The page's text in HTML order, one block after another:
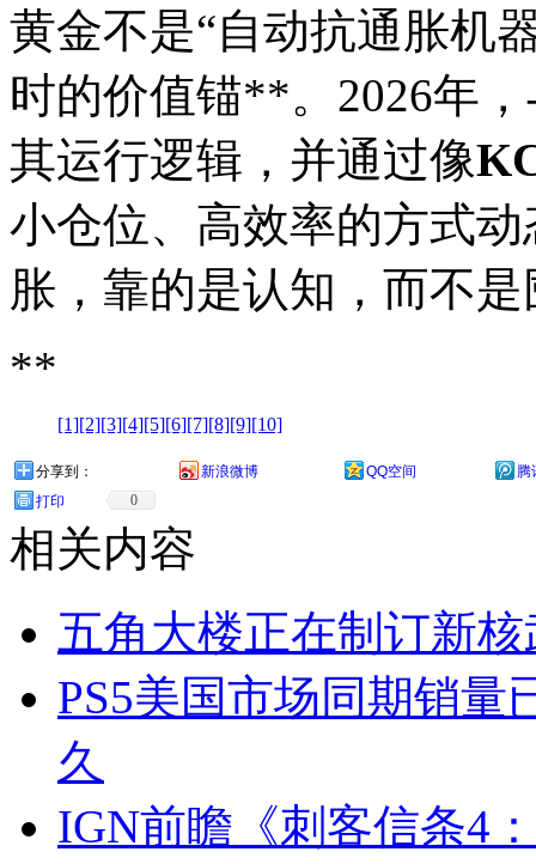
黄金不是“自动抗通胀机
时的价值锚**。2026年
其运行逻辑，并通过像
小仓位、高效率的方式
胀，靠的是认知，而不
**
[1][2][3][4][5][6][7][8][9][10]
分享到： 新浪微博 QQ空间
腾
打印
0
相关内容
五角大楼正在制订新
PS5美国市场同期销量
久
IGN前瞻《刺客信条4